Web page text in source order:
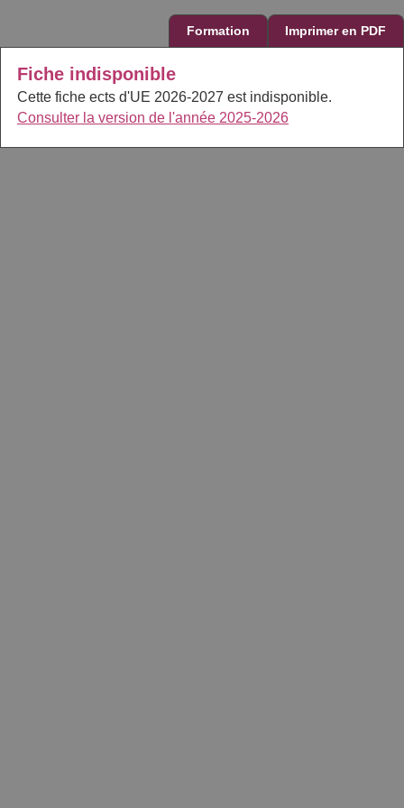
Formation Imprimer en PDF
Fiche indisponible
Cette fiche ects d'UE 2026-2027 est indisponible.
Consulter la version de l'année 2025-2026